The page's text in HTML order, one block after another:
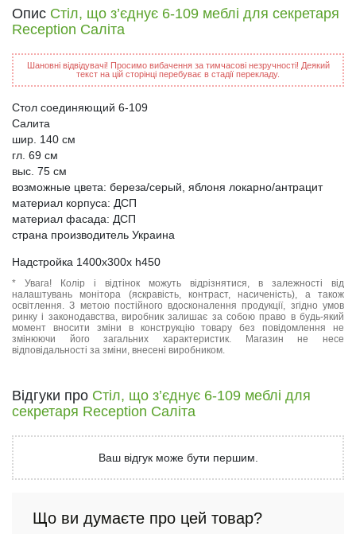
Опис Стіл, що з’єднує 6-109 меблі для секретаря
Reception Саліта
Шановні відвідувачі! Просимо вибачення за тимчасові незручності! Деякий
текст на цій сторінці перебуває в стадії перекладу.
Стол соединяющий 6-109
Салита
шир. 140 см
гл. 69 см
выс. 75 см
возможные цвета: береза/серый, яблоня локарно/антрацит
материал корпуса: ДСП
материал фасада: ДСП
страна производитель Украина
Надстройка 1400x300x h450
* Увага! Колір і відтінок можуть відрізнятися, в залежності від
налаштувань монітора (яскравість, контраст, насиченість), а також
освітлення. З метою постійного вдосконалення продукції, згідно умов
ринку і законодавства, виробник залишає за собою право в будь-який
момент вносити зміни в конструкцію товару без повідомлення не
змінюючи його загальних характеристик. Магазин не несе
відповідальності за зміни, внесені виробником.
Відгуки про Стіл, що з’єднує 6-109 меблі для
секретаря Reception Саліта
Ваш відгук може бути першим.
Що ви думаєте про цей товар?